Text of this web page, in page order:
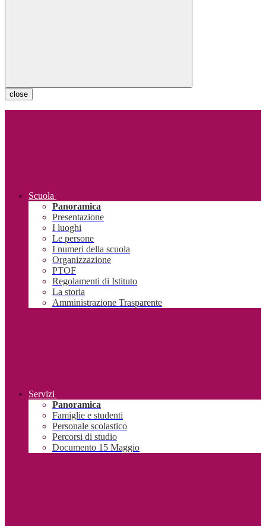
close
Scuola
Panoramica
Presentazione
I luoghi
Le persone
I numeri della scuola
Organizzazione
PTOF
Regolamenti di Istituto
La storia
Amministrazione Trasparente
Servizi
Panoramica
Famiglie e studenti
Personale scolastico
Percorsi di studio
Documento 15 Maggio